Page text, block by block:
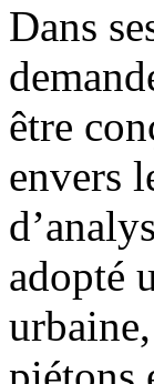
Dans
être
envers
adopté